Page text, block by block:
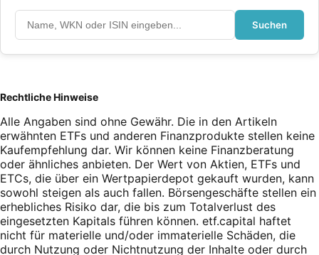
Suchen
Rechtliche Hinweise
Alle Angaben sind ohne Gewähr. Die in den Artikeln
erwähnten ETFs und anderen Finanzprodukte stellen keine
Kaufempfehlung dar. Wir können keine Finanzberatung
oder ähnliches anbieten. Der Wert von Aktien, ETFs und
ETCs, die über ein Wertpapierdepot gekauft wurden, kann
sowohl steigen als auch fallen. Börsengeschäfte stellen ein
erhebliches Risiko dar, die bis zum Totalverlust des
eingesetzten Kapitals führen können. etf.capital haftet
nicht für materielle und/oder immaterielle Schäden, die
durch Nutzung oder Nichtnutzung der Inhalte oder durch